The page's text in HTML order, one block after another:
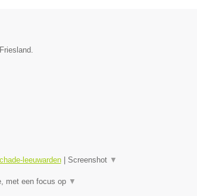
leeuwarden| Screenshot ▼
met een focus op ▼